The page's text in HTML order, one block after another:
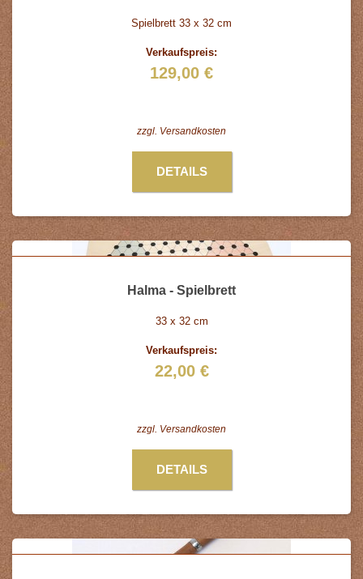
Spielbrett 33 x 32 cm
Verkaufspreis:
129,00 €
zzgl. Versandkosten
DETAILS
Halma - Spielbrett
33 x 32 cm
Verkaufspreis:
22,00 €
zzgl. Versandkosten
DETAILS